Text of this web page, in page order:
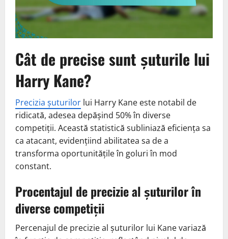
Cât de precise sunt șuturile lui
Harry Kane?
Precizia șuturilor lui Harry Kane este notabil de
ridicată, adesea depășind 50% în diverse
competiții. Această statistică subliniază eficiența sa
ca atacant, evidențiind abilitatea sa de a
transforma oportunitățile în goluri în mod
constant.
Procentajul de precizie al șuturilor în
diverse competiții
Percenajul de precizie al șuturilor lui Kane variază